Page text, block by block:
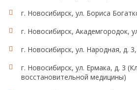
г. Новосибирск, ул. Бориса
г. Новосибирск, Академгородок,
г. Новосибирск, ул. Народная, д.
г. Новосибирск, ул. Ермака, д. 3
восстановительной медицины)